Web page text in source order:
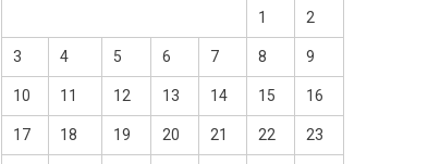
1 2
3 4 5 6 7 8 9
10 11 12 13 14 15 16
17 18 19 20 21 22 23